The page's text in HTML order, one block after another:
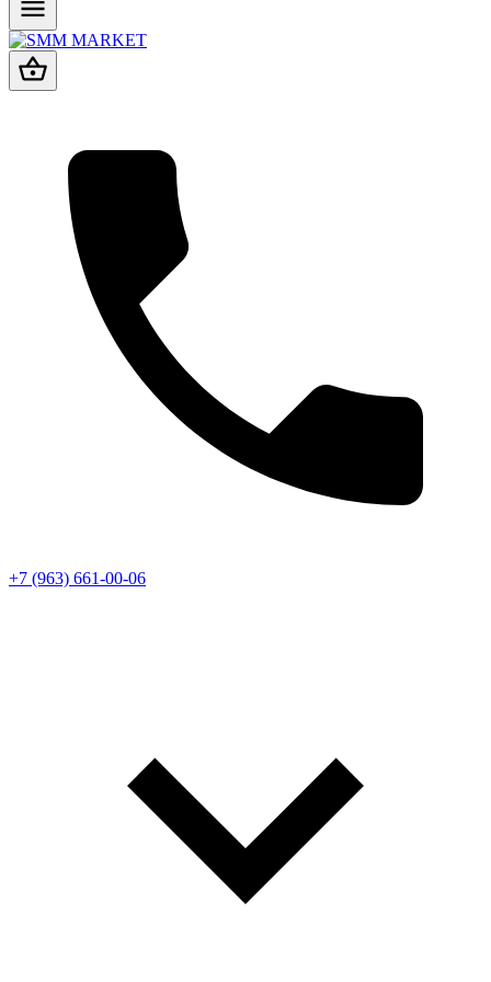
+7 (963) 661-00-06